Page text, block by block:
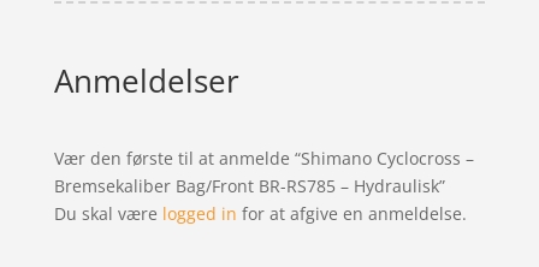
Anmeldelser
Vær den første til at anmelde “Shimano Cyclocross –
Bremsekaliber Bag/Front BR-RS785 – Hydraulisk”
Du skal være logged in for at afgive en anmeldelse.